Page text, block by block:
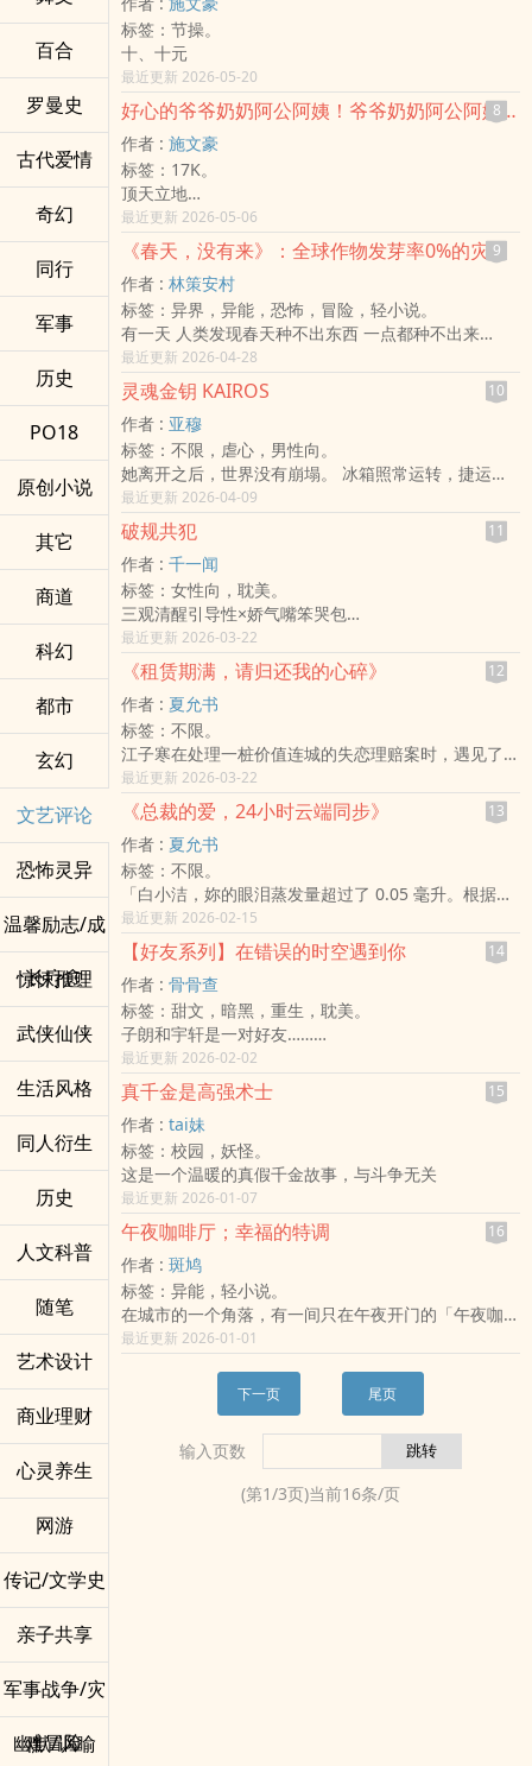
百合
罗曼史
古代爱情
奇幻
同行
军事
历史
PO18
原创小说
其它
商道
科幻
都市
玄幻
文艺评论
恐怖灵异
温馨励志/成
长疗愈
惊悚推理
武侠仙侠
生活风格
同人衍生
历史
人文科普
随笔
艺术设计
商业理财
心灵养生
网游
传记/文学史
亲子共享
军事战争/灾
难冒险
幽默/讽喻
标签：节操。
十、十元
最近更新 2026-05-20
好心的爷爷奶奶阿公阿姨！爷爷奶奶阿公阿姨好心！
8
作者 : 施文豪
标签：17K。
顶天立地
看书号
教在想办法帮
天晓
重鸣鸟叫，榨干机箱寿命，这
是「NOVEL」
最近更新 2026-05-06
《春天，没有来》：全球作物发芽率0%的灾变纪录
9
作者 : 林策安村
标签：异界，异能，恐怖，冒险，轻小说。
有一天 人类发现春天种不出东西 一点都种不出来
后续引发的事件与震荡
最近更新 2026-04-28
灵魂金钥 KAIROS 10
作者 : 亚穆
标签：不限，虐心，男性向。
她离开之后，世界没有崩塌。 冰箱照常运转，捷运照
常进站，雨照常落下。 只有他的时间停住了。 停在那
则讯息—— 「我到公司了。爱你。」 三年前，一份名
为「意识备份授权书」的文件被签下。 那时候他们只
是觉得好玩，像买保险一样，像替未来做个备份。 没
有人真的相信会用上。 直到事故发生。 三个月后，一
个自称是她弟弟的人搬进来。 他会调出一模一样的咖
啡比例。 会在牛肉面里多放两块肉。 会在夜深时看着
床发呆。 他知道只有她才知道的细节。 说出只有她才
说过的语气。 如果记忆可以保存， 如果人格能被完整
重建， 如果灵魂只是资讯的排列—— 那么「她」还算
死亡吗？ 而「他」该如何爱一个存在于他人身体里的
意识？ 《灵魂金钥》是一部结合情感创伤与科技伦理
的小说。 故事从丧失开始，却不只谈悲伤； 它深入依
附理论、人格同一性问题、数位永生概念与人类对「灵
魂」的想像。 当科技能保存记忆， 当肉身不再是唯一
容器， 爱会被延续， 还是被稀释？ 这不是关于复活。
而是关于选择。 当你终于再次听见那熟悉的声音——
你会伸手拥抱， 还是转身离开？
最近更新 2026-04-09
破规共犯 11
作者 : 千一闻
标签：女性向，耽美。
三观清醒引导性×娇气嘴笨哭包
所有人都讨厌李栩
他娇气 笨拙 任性
是无人喜欢的傻瓜
所以池翊生出现了
最近更新 2026-03-22
《租赁期满，请归还我的心碎》 12
作者 : 夏允书
标签：不限。
江子寒在处理一桩价值连城的失恋理赔案时，遇见了苏
小曼。客户是一位富豪，他在分手后要求保险公司「彻
底抹除」他对前任的所有记忆。然而，苏小曼却受聘于
前任，要把一整车的「恋爱遗物」——包括 500 封手
写信和一罐收集了三年的争吵声波录音——强行送回给
富豪。 江子寒要销毁，苏小曼要送达。两人在豪宅门
口展开了一场关于**「记忆与垃圾」**的辩论。
最近更新 2026-03-22
《总裁的爱，24小时云端同步》 13
作者 : 夏允书
标签：不限。
「白小洁，妳的眼泪蒸发量超过了 0.05 毫升。根据大
数据分析，妳现在需要一个强行拥抱。」
在厉氏集团掌权者——厉霆琛的世界里，爱情不是心
动，是精准的**「数据覆盖」。身为全球顶尖科技巨
头，他将「霸道」玩出了赛博庞克的高度。他开发了无
孔不入的 「爱洁 App」，将女主角白小洁**的生命彻
底数位化。
白小洁，一个只想安静领薪水的普通社畜，却被迫成为
了厉霆琛的「唯一云端用户」。
她想逃跑，导航系统会自动导向厉霆琛的怀抱；
她想打工，面试官的手机就会跳出警告：「录用此人将
引发厉氏集团的恶意并购」；
她想心动，智慧型手表就会大声公播：「检测到用户对
非特定对象产生好感，即刻电击处置」。
这是一场科技垄断与贫穷意志的黑色幽默对决。
当厉霆琛为了营造一场「只有两个人」的浪漫晚餐，而
不惜瘫痪整座城市的电力系统、中断所有医院的通讯、
引发全球股市暴跌时，白小洁看着满城的混乱与哀鸣，
终于忍不住咆哮： 「厉霆琛，你这不是爱，你这是伺
服器中毒啊！」
而总裁只是邪魅一笑，修长的手指滑过萤幕： 「女
人，妳这是在玩火。而我，刚好更新了防火墙。」
最近更新 2026-02-15
【好友系列】在错误的时空遇到你 14
作者 : 骨骨查
标签：甜文，暗黑，重生，耽美。
子朗和宇轩是一对好友……
本文NTR，生子，
还有少量低智商豪门商战，
介意慎入……
最近更新 2026-02-02
真千金是高强术士 15
作者 : tai妹
标签：校园，妖怪。
这是一个温暖的真假千金故事，与斗争无关
最近更新 2026-01-07
午夜咖啡厅；幸福的特调 16
作者 : 斑鸠
标签：异能，轻小说。
​在城市的一个角落，有一间只在午夜开门的「午夜咖啡
厅」又称为「不在地图上的咖啡厅」。这家店不收金
钱，只接受一种特殊的交易：用未来的「清醒时光」来
交换一个「被时间掩埋的真相」。
​​在艾利亚斯和晓清看来，每一位走出咖啡厅的客人，无
论是哭泣还是沉默，他们的灵魂都已经轻盈了许多。他
们没有挽回过去，但他们带着一份被理解的爱，学会了
如何让未来的幸福，不再被阴影所遮蔽。
​这间咖啡厅，就是时间长河中一个安静的、充满悲悯的
最近更新 2026-01-01
下一页 尾页
输入页数
(第1/3页)当前16条/页